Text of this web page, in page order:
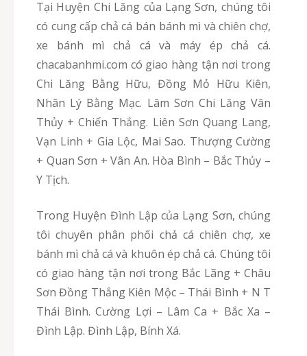
Tại Huyện Chi Lăng của Lạng Sơn, chúng tôi
có cung cấp chả cá bán bánh mì và chiên chợ,
xe bánh mì chả cá và máy ép chả cá.
chacabanhmi.com có giao hàng tận nơi trong
Chi Lăng Bằng Hữu, Đồng Mỏ Hữu Kiên,
Nhân Lý Bằng Mạc. Lâm Sơn Chi Lăng Vân
Thủy + Chiến Thắng. Liên Sơn Quang Lang,
Vạn Linh + Gia Lộc, Mai Sao. Thượng Cường
+ Quan Sơn + Vân An. Hòa Bình – Bắc Thủy –
Y Tịch.
Trong Huyện Đình Lập của Lạng Sơn, chúng
tôi chuyên phân phối chả cá chiên chợ, xe
bánh mì chả cá và khuôn ép chả cá. Chúng tôi
có giao hàng tận nơi trong Bắc Lãng + Châu
Sơn Đồng Thắng Kiên Mộc – Thái Bình + N T
Thái Bình. Cường Lợi – Lâm Ca + Bắc Xa –
Đình Lập. Đình Lập, Bính Xá.